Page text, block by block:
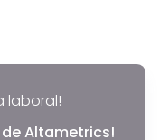
laboral!
Altametrics!